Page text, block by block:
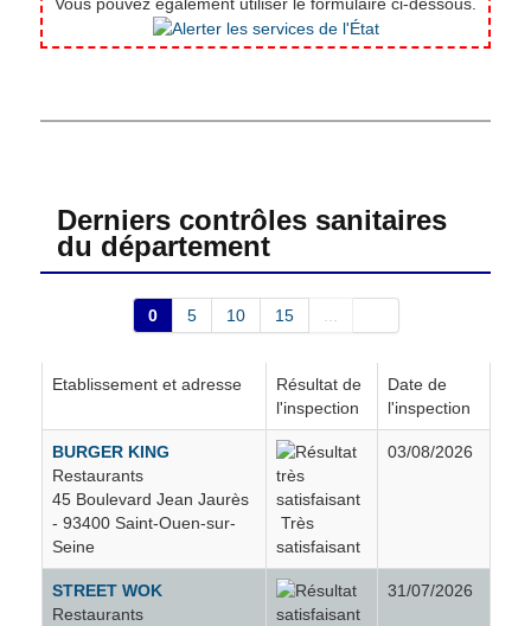
Neuilly-sur-Marne 211
Noisy-le-Grand 296
Ormesson-sur-Marne
Paris 1
Pierrefitte-sur-Seine 169
Port-Louis
Romainville 173
Derniers contrôles sanitaires
du département
0 5 10 15
Etablissement et adresse
Résultat de
l'inspection
Date de
l'inspection
BURGER KING
Restaurants
45 Boulevard Jean Jaurès
- 93400 Saint-Ouen-sur-
Seine
Très
satisfaisant
03/08/2026
STREET WOK
Restaurants
31/07/2026